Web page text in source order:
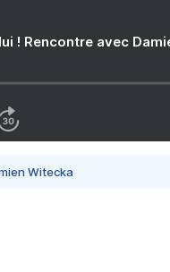
! Rencontre avec
Witecka